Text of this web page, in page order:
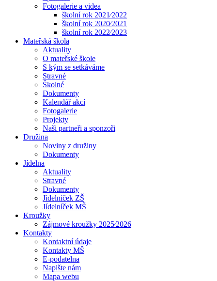
Fotogalerie a videa
školní rok 2021⁄2022
školní rok 2020⁄2021
školní rok 2022⁄2023
Mateřská škola
Aktuality
O mateřské škole
S kým se setkáváme
Stravné
Školné
Dokumenty
Kalendář akcí
Fotogalerie
Projekty
Naši partneři a sponzoři
Družina
Noviny z družiny
Dokumenty
Jídelna
Aktuality
Stravné
Dokumenty
Jídelníček ZŠ
Jídelníček MŠ
Kroužky
Zájmové kroužky 2025⁄2026
Kontakty
Kontaktní údaje
Kontakty MŠ
E-podatelna
Napište nám
Mapa webu